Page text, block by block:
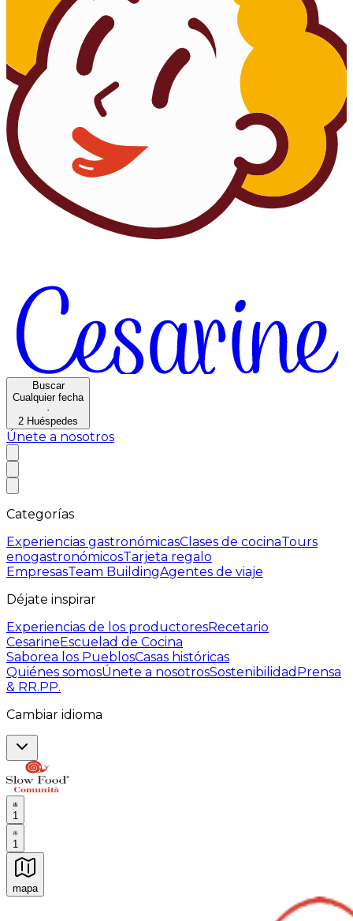
Buscar
Cualquier fecha
·
2 Huéspedes
Únete a nosotros
Categorías
Experiencias gastronómicasClases de cocinaTours
enogastronómicosTarjeta regalo
EmpresasTeam BuildingAgentes de viaje
Déjate inspirar
Experiencias de los productoresRecetario
CesarineEscuelad de Cocina
Saborea los PueblosCasas históricas
Quiénes somosÚnete a nosotrosSostenibilidad Prensa
& RR.PP.
Cambiar idioma
1
1
mapa
Experiencias culinarias inolvidables: Experiencias